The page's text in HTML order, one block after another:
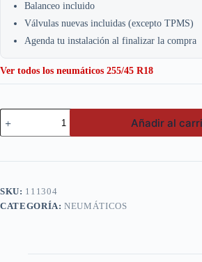
Balanceo incluido
Válvulas nuevas incluidas (excepto TPMS)
Agenda tu instalación al finalizar la compra
Ver todos los neumáticos 255/45 R18
Nexen
255/45
R18
NFERA
Añadir al
SKU: 111304
CATEGORÍA:NEUMÁTICOS